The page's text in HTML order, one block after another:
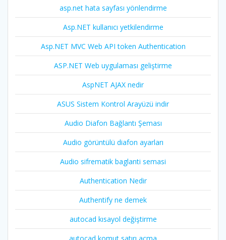
asp.net hata sayfası yönlendirme
Asp.NET kullanıcı yetkilendirme
Asp.NET MVC Web API token Authentication
ASP.NET Web uygulaması geliştirme
AspNET AJAX nedir
ASUS Sistem Kontrol Arayüzü indir
Audio Diafon Bağlantı Şeması
Audio görüntülü diafon ayarları
Audio sifrematik baglanti semasi
Authentication Nedir
Authentify ne demek
autocad kısayol değiştirme